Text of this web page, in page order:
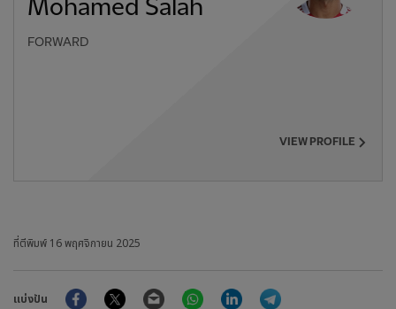
Mohamed Salah
FORWARD
VIEW PROFILE
ที่ตีพิมพ์ 16 พฤศจิกายน 2025
แบ่งปัน
FacebookTwitter Email WhatsAppLinkedIn